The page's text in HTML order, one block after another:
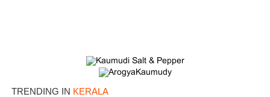
TRENDING IN KERALA